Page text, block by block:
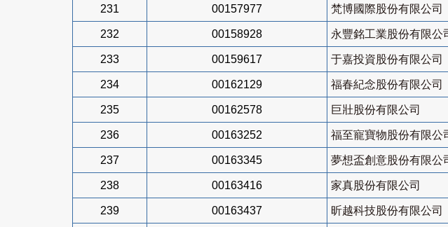
231 00157977 梵博國際股份有限公司
232 00158928 永豐銘工業股份有限公
233 00159617 于嘉投資股份有限公司
234 00162129 福春紀念股份有限公司
235 00162578 巨壯股份有限公司
236 00163252 福至寵寶物股份有限公
237 00163345 夢想盃創意股份有限公
238 00163416 家真股份有限公司
239 00163437 昕越科技股份有限公司